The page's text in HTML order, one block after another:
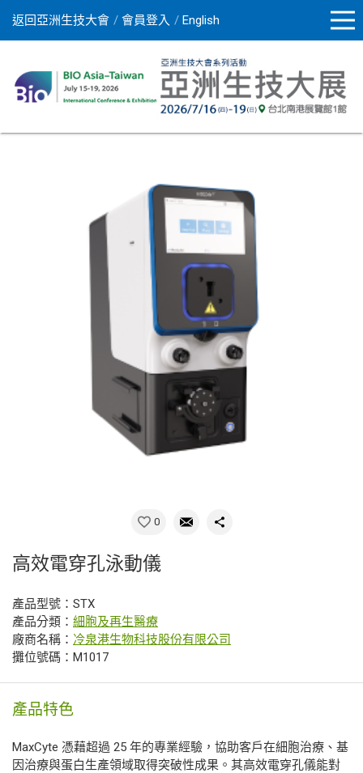
返回亞洲生技大會 會員登入 English
0
高效電穿孔泳動儀
產品型號：STX
產品分類： 細胞及再生醫療
廠商名稱： 冷泉港生物科技股份有限公司
攤位號碼：M1017
產品特色
MaxCyte 憑藉超過 25 年的專業經驗，協助客戶在細胞治療、基
因治療與蛋白生產領域取得突破性成果。其高效電穿孔儀能對